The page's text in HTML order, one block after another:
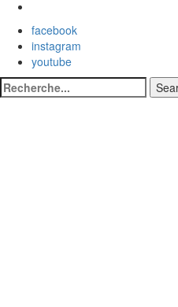
facebook
instagram
youtube
Search
for: